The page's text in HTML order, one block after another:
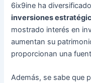
6ix9ine ha
inversiones
mostrado interés en
aumentan su
proporcionan una
Además, se sabe que